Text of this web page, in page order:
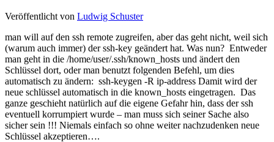
Veröffentlicht von Ludwig Schuster
man will auf den ssh remote zugreifen, aber das geht nicht, weil sich
(warum auch immer) der ssh-key geändert hat. Was nun? Entweder
man geht in die /home/user/.ssh/known_hosts und ändert den
Schlüssel dort, oder man benutzt folgenden Befehl, um dies
automatisch zu ändern: ssh-keygen -R ip-address Damit wird der
neue schlüssel automatisch in die known_hosts eingetragen. Das
ganze geschieht natürlich auf die eigene Gefahr hin, dass der ssh
eventuell korrumpiert wurde – man muss sich seiner Sache also
sicher sein !!! Niemals einfach so ohne weiter nachzudenken neue
Schlüssel akzeptieren….